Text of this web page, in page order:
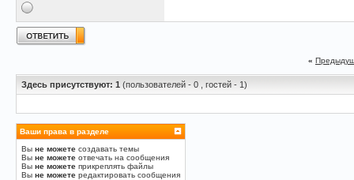
«
Здесь присутствуют: 1 (пользователей - 0 , гостей - 1)
Ваши права в разделе
Вы не можете создавать темы
Вы не можете отвечать на сообщения
Вы не можете прикреплять файлы
Вы не можете редактировать сообщения